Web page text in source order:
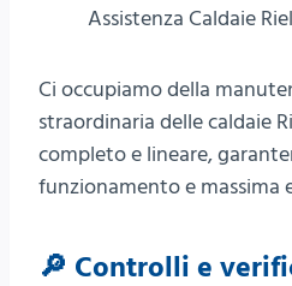
Assistenza Caldaie
Ci occupiamo della
straordinaria delle caldaie
completo e lineare,
funzionamento e massima
🔎 Controlli e